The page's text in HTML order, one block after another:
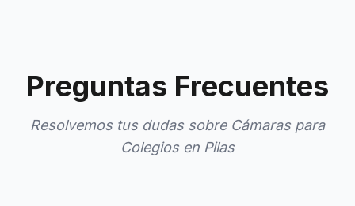
Preguntas Frecuentes
Resolvemos tus dudas sobre Cámaras para
Colegios en Pilas